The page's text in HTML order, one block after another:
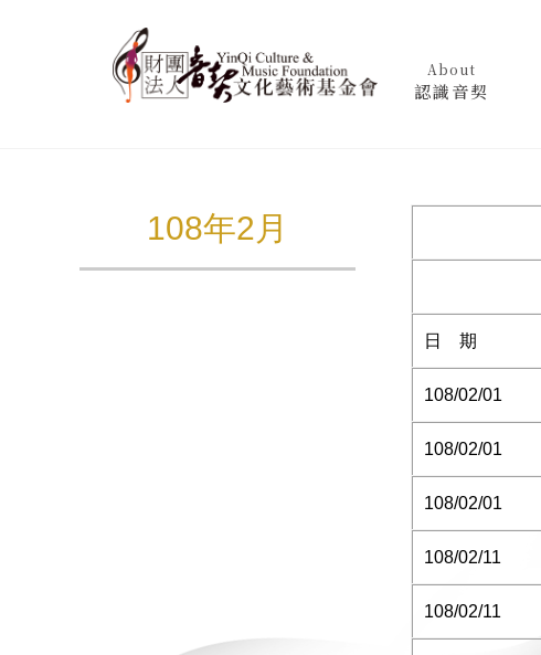
About
認識音契
108年2月
日 期
108/02/01
108/02/01
108/02/01
108/02/11
108/02/11